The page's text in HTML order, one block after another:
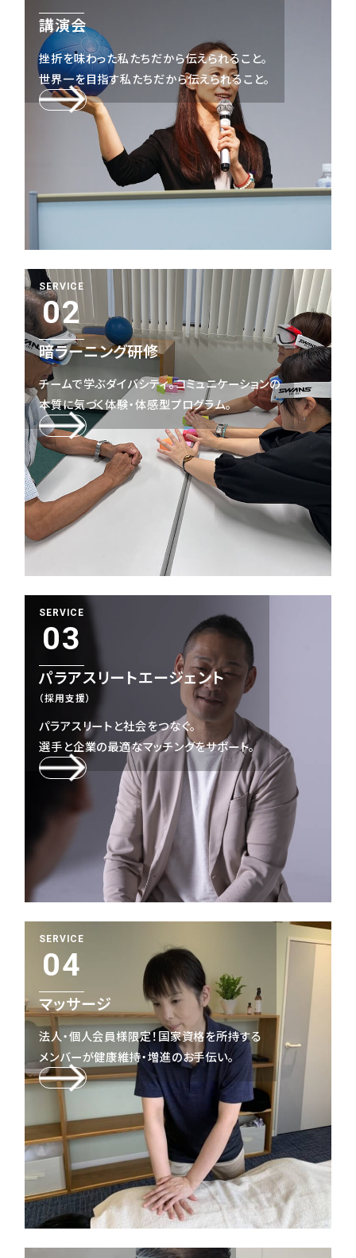
講演会
挫折を味わった私たちだから伝えられること。
世界一を目指す私たちだから伝えられること。
SERVICE
02
暗ラーニング研修
チームで学ぶダイバシティ。コミュニケーションの
本質に気づく体験・体感型プログラム。
SERVICE
03
パラアスリートエージェント
（採用支援）
パラアスリートと社会をつなぐ。
選手と企業の最適なマッチングをサポート。
SERVICE
04
マッサージ
法人・個人会員様限定！国家資格を所持する
メンバーが健康維持・増進のお手伝い。